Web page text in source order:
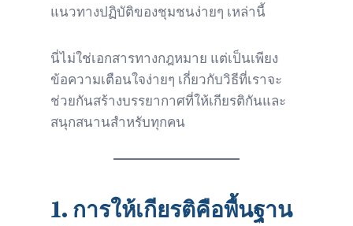
แนวทางปฏิบัติของชุมชนง่ายๆ เหล่านี้
นี่ไม่ใช่เอกสารทางกฎหมาย แต่เป็นเพียง
ข้อความเตือนใจง่ายๆ เกี่ยวกับวิธีที่เราจะ
ช่วยกันสร้างบรรยากาศที่ให้เกียรติกันและ
สนุกสนานสำหรับทุกคน
1. การให้เกียรติคือพื้นฐาน